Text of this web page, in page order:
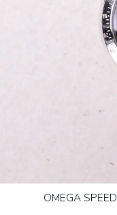
OMEGA